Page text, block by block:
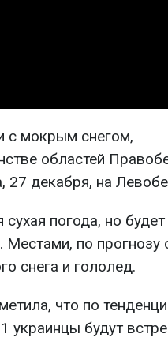
с мокрым снегом,
областей
27 декабря, на
погода, но
по прогнозу
снега и гололед.
что по
украинцы будут